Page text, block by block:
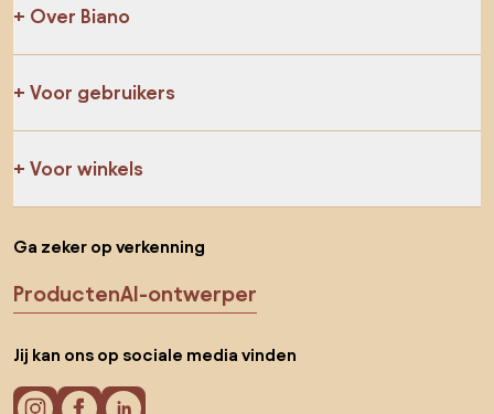
Over Biano
Voor gebruikers
Voor winkels
Ga zeker op verkenning
ProductenAI-ontwerper
Jij kan ons op sociale media vinden